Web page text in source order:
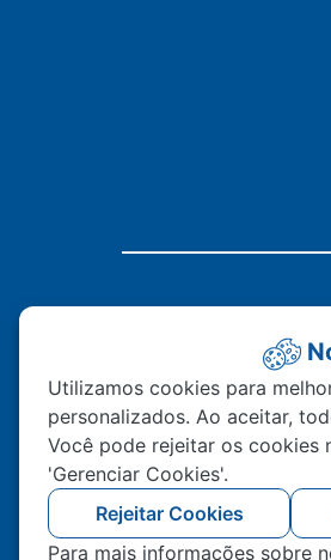
Utilizamos cookies para
personalizados. Ao aceitar,
Você pode rejeitar os cookies
'Gerenciar Cookies'.
Rejeitar Cookies
Para mais informações sobre